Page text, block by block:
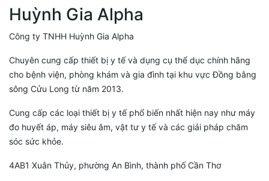
Huỳnh Gia Alpha
Công ty TNHH Huỳnh Gia Alpha
Chuyên cung cấp thiết bị y tế và dụng cụ thể dục chính hãng
cho bệnh viện, phòng khám và gia đình tại khu vực Đồng bằng
sông Cửu Long từ năm 2013.
Cung cấp các loại thiết bị y tế phổ biến nhất hiện nay như máy
đo huyết áp, máy siêu âm, vật tư y tế và các giải pháp chăm
sóc sức khỏe.
4AB1 Xuân Thủy, phường An Bình, thành phố Cần Thơ